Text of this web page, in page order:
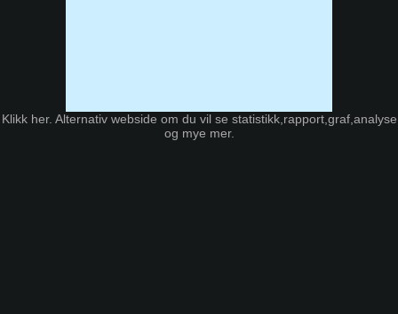
Klikk her. Alternativ webside om du vil se statistikk,rapport,graf,analyse
og mye mer.